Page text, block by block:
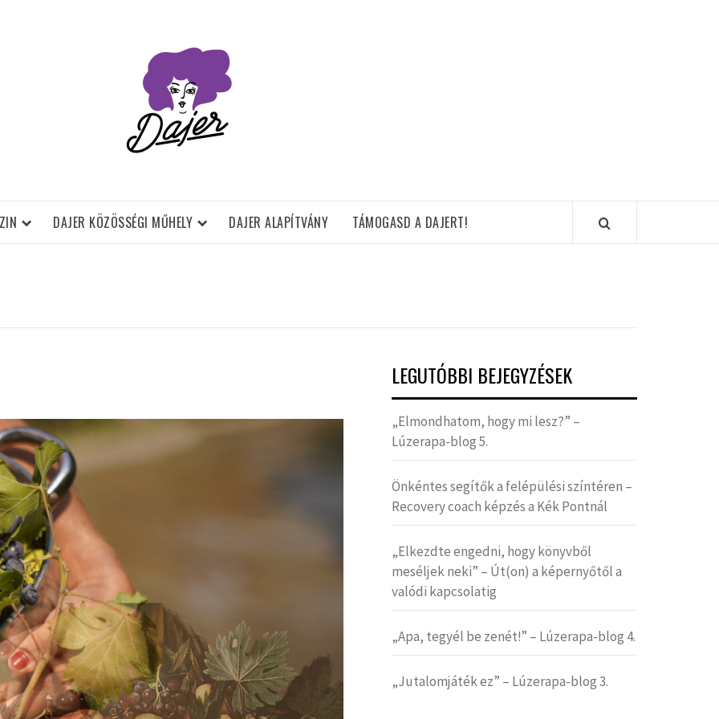
DAJER KÖZÖSSÉGI MŰHELY DAJER ALAPÍTVÁNY TÁMOGASD A DAJERT!
LEGUTÓBBI BEJEGYZÉSEK
„Elmondhatom, hogy mi lesz?” –
Lúzerapa-blog 5.
Önkéntes segítők a felépülési színtéren –
Recovery coach képzés a Kék Pontnál
„Elkezdte engedni, hogy könyvből
meséljek neki” – Út(on) a képernyőtől a
valódi kapcsolatig
„Apa, tegyél be zenét!” – Lúzerapa-blog 4.
„Jutalomjáték ez” – Lúzerapa-blog 3.